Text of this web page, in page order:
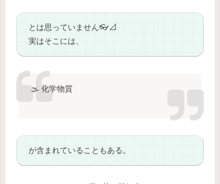
とは思っていません👓📐
実はそこには、
🌫️ 化学物質
が含まれていることもある。